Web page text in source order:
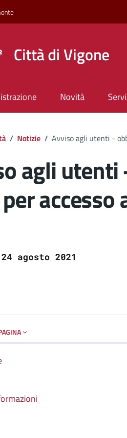
Città di Vigone
Novità
/ Notizie / Avviso agli utenti -
agli
agosto 2021